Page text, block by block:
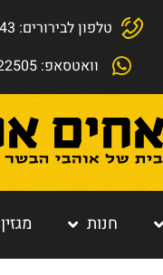
טלפון לבירורים: 03-6878643
וואטסאפ: 050-5222505
חנות מגזין